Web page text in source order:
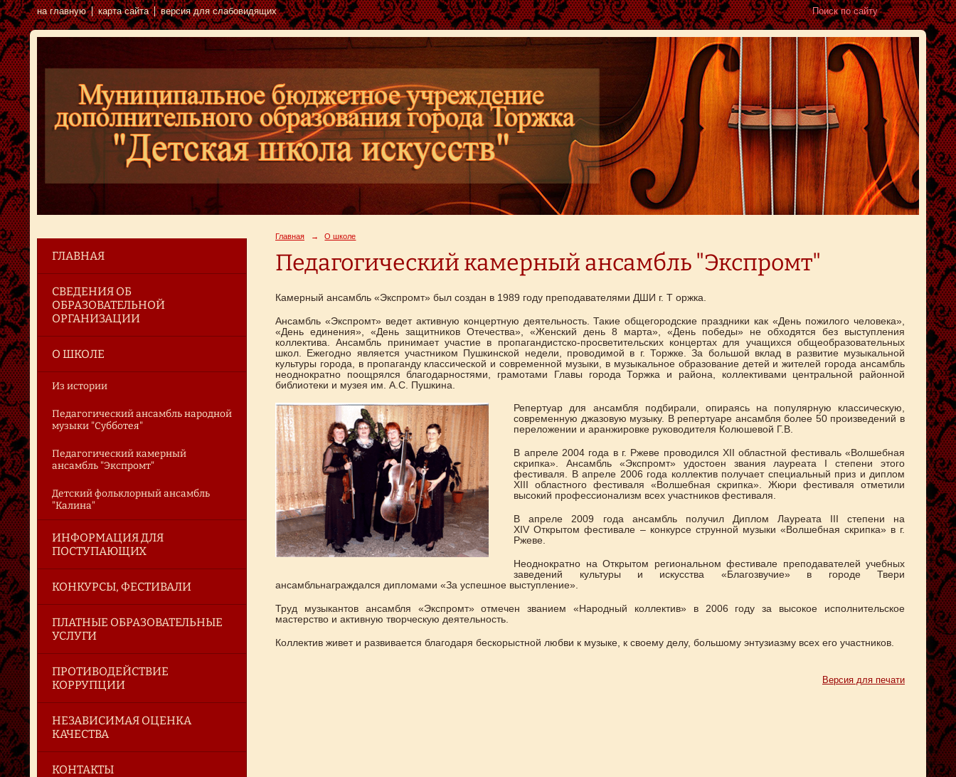
на главную карта сайта версия для слабовидящих
ГЛАВНАЯ
СВЕДЕНИЯ ОБ
ОБРАЗОВАТЕЛЬНОЙ
ОРГАНИЗАЦИИ
О ШКОЛЕ
Из истории
Педагогический ансамбль народной
музыки "Субботея"
Педагогический камерный
ансамбль "Экспромт"
Детский фольклорный ансамбль
"Калина"
ИНФОРМАЦИЯ ДЛЯ
ПОСТУПАЮЩИХ
КОНКУРСЫ, ФЕСТИВАЛИ
ПЛАТНЫЕ ОБРАЗОВАТЕЛЬНЫЕ
УСЛУГИ
ПРОТИВОДЕЙСТВИЕ
КОРРУПЦИИ
НЕЗАВИСИМАЯ ОЦЕНКА
КАЧЕСТВА
КОНТАКТЫ
Главная → О школе
Педагогический камерный ансамбль "Экспромт"
Камерный ансамбль «Экспромт» был создан в 1989 году преподавателями ДШИ г. Т оржка.
Ансамбль «Экспромт» ведет активную концертную деятельность. Такие общегородские праздники как «День пожилого человека»,
«День единения», «День защитников Отечества», «Женский день 8 марта», «День победы» не обходятся без выступления
коллектива. Ансамбль принимает участие в пропагандистско-просветительских концертах для учащихся общеобразовательных
школ. Ежегодно является участником Пушкинской недели, проводимой в г. Торжке. За большой вклад в развитие музыкальной
культуры города, в пропаганду классической и современной музыки, в музыкальное образование детей и жителей города ансамбль
неоднократно поощрялся благодарностями, грамотами Главы города Торжка и района, коллективами центральной районной
библиотеки и музея им. А.С. Пушкина.
Репертуар для ансамбля подбирали, опираясь на популярную классическую,
современную джазовую музыку. В репертуаре ансамбля более 50 произведений в
переложении и аранжировке руководителя Колюшевой Г.В.
В апреле 2004 года в г. Ржеве проводился XII областной фестиваль «Волшебная
скрипка». Ансамбль «Экспромт» удостоен звания лауреата I степени этого
фестиваля. В апреле 2006 года коллектив получает специальный приз и диплом
XIII областного фестиваля «Волшебная скрипка». Жюри фестиваля отметили
высокий профессионализм всех участников фестиваля.
В апреле 2009 года ансамбль получил Диплом Лауреата III степени на
XIV Открытом фестивале – конкурсе струнной музыки «Волшебная скрипка» в г.
Ржеве.
Неоднократно на Открытом региональном фестивале преподавателей учебных
заведений культуры и искусства «Благозвучие» в городе Твери
ансамбльнаграждался дипломами «За успешное выступление».
Труд музыкантов ансамбля «Экспромт» отмечен званием «Народный коллектив» в 2006 году за высокое исполнительское
мастерство и активную творческую деятельность.
Коллектив живет и развивается благодаря бескорыстной любви к музыке, к своему делу, большому энтузиазму всех его участников.
Версия для печати